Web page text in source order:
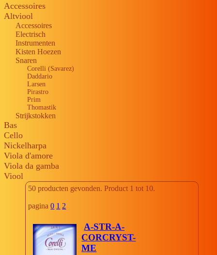
Accessoires
Altviool
Accessoires
Electrisch
Instrumenten
Kisten Hoezen
Snaren
Corelli (Savarez)
Daddario
Larsen
Pirastro
Prim
Thomastik
Strijkstokken
Bas
Cello
Nickelharpa
Viola d'amore
Viola da gamba
Viool
50 producten gevonden. Product 1 tot 10.
pagina0 1 2
A-STR-A-
CORCRYST-
ME